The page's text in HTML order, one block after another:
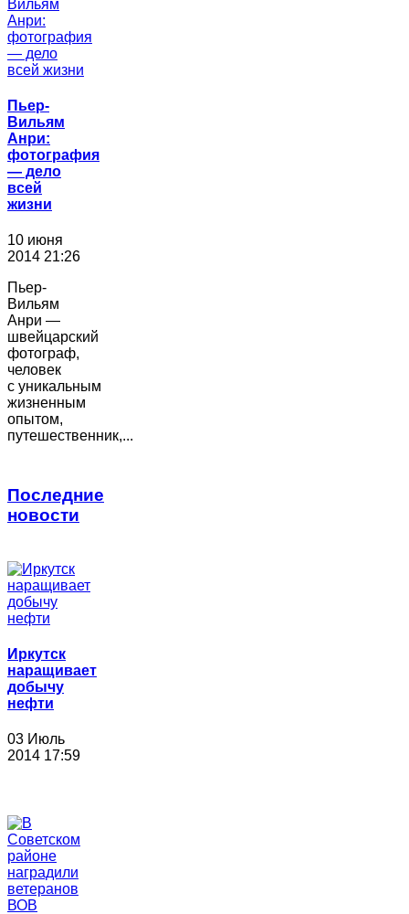
Пьер-
Вильям
Анри:
фотография
― дело
всей
жизни
10 июня
2014 21:26
Пьер-
Вильям
Анри —
швейцарский
фотограф,
человек
с уникальным
жизненным
опытом,
путешественник,...
Последние
новости
Иркутск
наращивает
добычу
нефти
03 Июль
2014 17:59